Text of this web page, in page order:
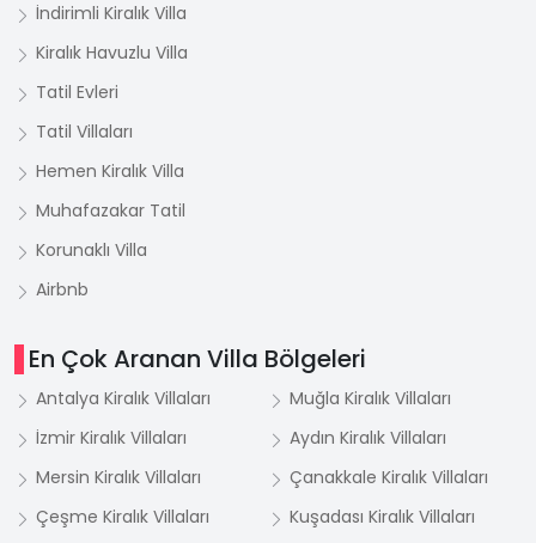
İndirimli Kiralık Villa
Kiralık Havuzlu Villa
Tatil Evleri
Tatil Villaları
Hemen Kiralık Villa
Muhafazakar Tatil
Korunaklı Villa
Airbnb
En Çok Aranan Villa Bölgeleri
Antalya Kiralık Villaları
Muğla Kiralık Villaları
İzmir Kiralık Villaları
Aydın Kiralık Villaları
Mersin Kiralık Villaları
Çanakkale Kiralık Villaları
Çeşme Kiralık Villaları
Kuşadası Kiralık Villaları